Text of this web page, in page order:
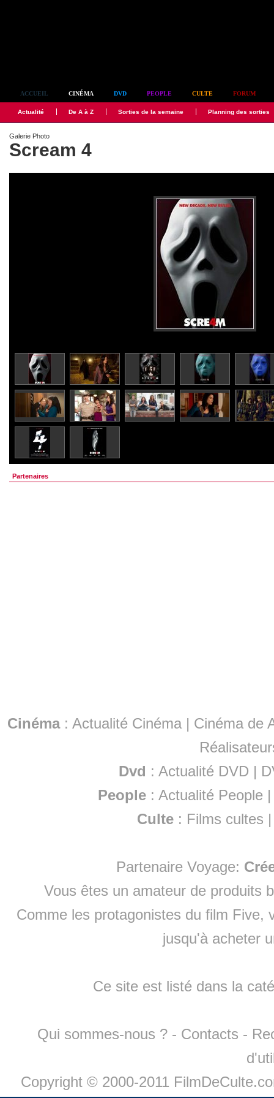
ACCUEIL CINÉMA DVD PEOPLE CULTE FORUM
Actualité De A à Z Sorties de la semaine Planning des sorties
Galerie Photo
Scream 4
Partenaires
Cinéma: Actualité Cinéma | Cinéma de
Dvd : Actualité DVD |
People :Actualité People
Culte : Films cultes
Partenaire Voyage:
Vous êtes un amateur de produits
Comme les protagonistes du film Five,
jusqu'à acheter
Ce site est listé dans la
Qui sommes-nous ? - Contacts -
Copyright © 2000-2011